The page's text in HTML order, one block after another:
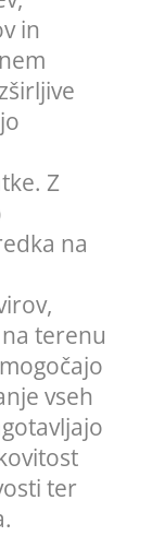
in
Z
na
terenu
vseh
ter